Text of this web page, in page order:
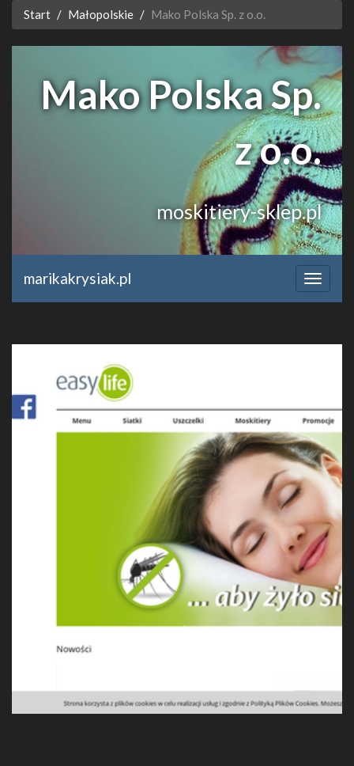
Start Małopolskie Mako Polska Sp. z o.o.
Mako Polska Sp.
z o.o.
moskitiery-sklep.pl
marikakrysiak.pl